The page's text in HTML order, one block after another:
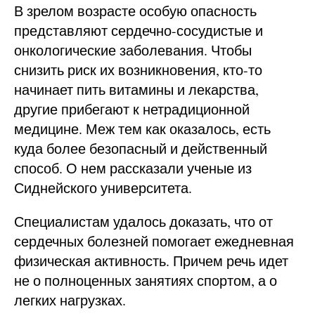
В зрелом возрасте особую опасность
представляют сердечно-сосудистые и
онкологические заболевания. Чтобы
снизить риск их возникновения, кто-то
начинает пить витамины и лекарства,
другие прибегают к нетрадиционной
медицине. Меж тем как оказалось, есть
куда более безопасный и действенный
способ. О нем рассказали ученые из
Сиднейского университета.
Специалистам удалось доказать, что от
сердечных болезней помогает ежедневная
физическая активность. Причем речь идет
не о полноценных занятиях спортом, а о
легких нагрузках.